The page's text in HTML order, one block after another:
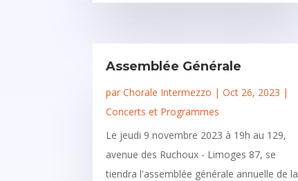
Assemblée Générale
parChorale Intermezzo |Oct 26, 2023 |
Concerts et Programmes
Le jeudi 9 novembre 2023 à 19h au 129,
avenue des Ruchoux - Limoges 87, se
tiendra l'assemblée générale annuelle de la